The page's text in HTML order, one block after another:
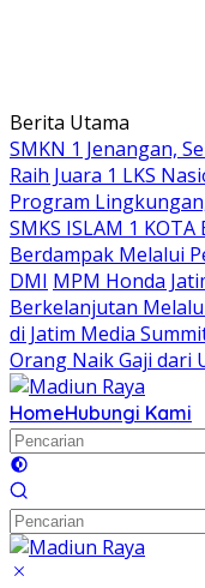
Langsung
ke
konten
Berita Utama
SMKN 1 Jenangan,
Raih Juara 1 LKS
Program
SMKS ISLAM 1
Berdampak Melalui
DMI MPM Honda
Berkelanjutan
di Jatim Media
Orang Naik Gaji dari
HomeHubungi Kami